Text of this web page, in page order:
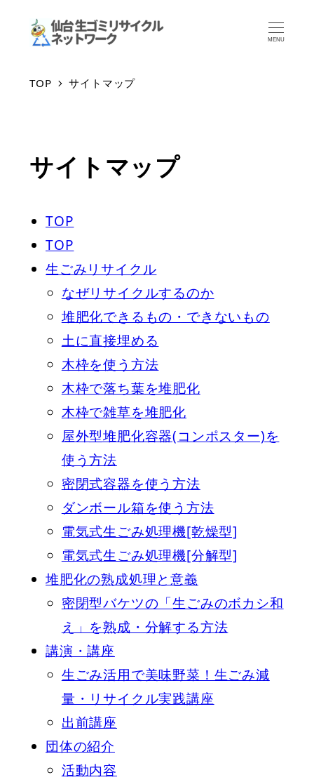
MENU
TOP サイトマップ
サイトマップ
TOP
TOP
生ごみリサイクル
なぜリサイクルするのか
堆肥化できるもの・できないもの
土に直接埋める
木枠を使う方法
木枠で落ち葉を堆肥化
木枠で雑草を堆肥化
屋外型堆肥化容器(コンポスター)を
使う方法
密閉式容器を使う方法
ダンボール箱を使う方法
電気式生ごみ処理機[乾燥型]
電気式生ごみ処理機[分解型]
堆肥化の熟成処理と意義
密閉型バケツの「生ごみのボカシ和
え」を熟成・分解する方法
講演・講座
生ごみ活用で美味野菜！生ごみ減
量・リサイクル実践講座
出前講座
団体の紹介
活動内容